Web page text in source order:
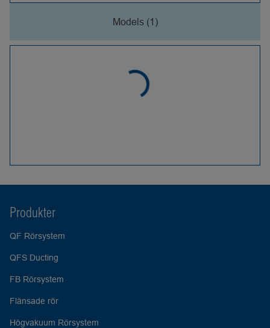
Models (1)
Produkter
QF Rörsystem
QFS Ducting
FB Rörsystem
Flänsade rör
Högvakuum Rörsystem